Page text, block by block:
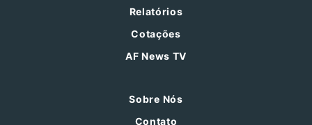
Relatórios
Cotações
AF News TV
Sobre Nós
Contato